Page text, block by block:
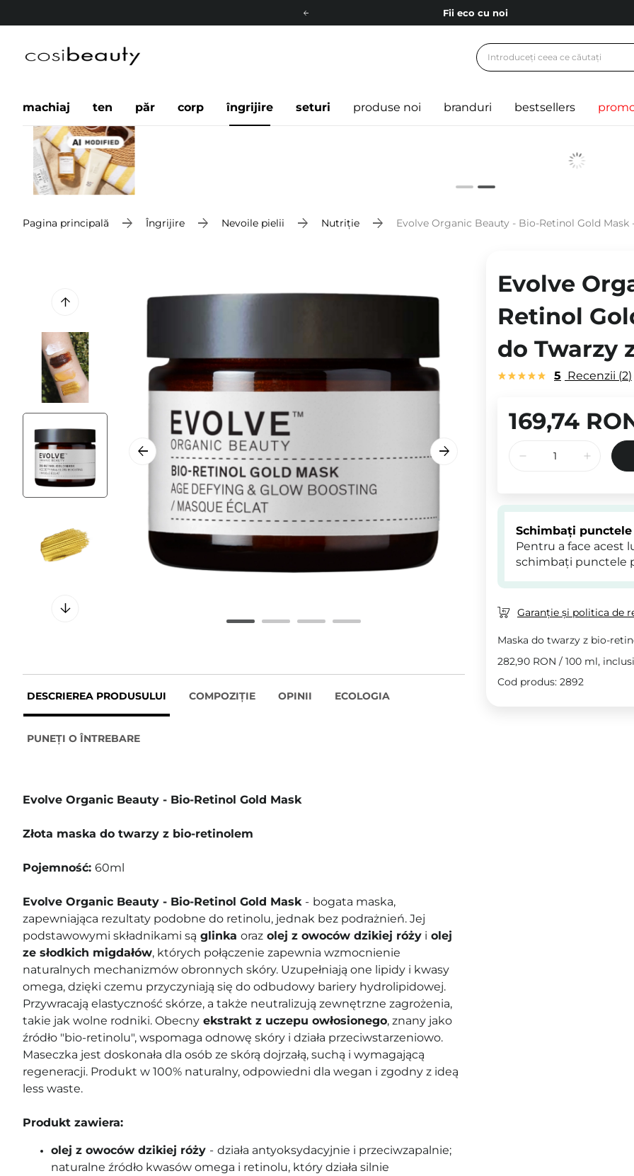
Fii eco cu noi
Livrare mai ieftină pentru comenzile de la 150 RON!
machiaj ten păr corp îngrijire seturi produse noi branduri bestsellers
Pagina principală Îngrijire Nevoile pielii Nutriție Evolve Organic Beauty - Bio-Retinol Gold
DESCRIEREA PRODUSULUI COMPOZIȚIE OPINII ECOLOGIA
PUNEȚI O ÎNTREBARE
Evolve Organic Beauty - Bio-Retinol Gold Mask
Złota maska do twarzy z bio-retinolem
Pojemność: 60ml
Evolve Organic Beauty - Bio-Retinol Gold Mask - bogata maska,
zapewniająca rezultaty podobne do retinolu, jednak bez podrażnień. Jej
podstawowymi składnikami są glinka oraz olej z owoców dzikiej róży i olej
ze słodkich migdałów, których połączenie zapewnia wzmocnienie
naturalnych mechanizmów obronnych skóry. Uzupełniają one lipidy i kwasy
omega, dzięki czemu przyczyniają się do odbudowy bariery hydrolipidowej.
Przywracają elastyczność skórze, a także neutralizują zewnętrzne zagrożenia,
takie jak wolne rodniki. Obecny ekstrakt z uczepu owłosionego, znany jako
źródło "bio-retinolu", wspomaga odnowę skóry i działa przeciwstarzeniowo.
Maseczka jest doskonała dla osób ze skórą dojrzałą, suchą i wymagającą
regeneracji. Produkt w 100% naturalny, odpowiedni dla wegan i zgodny z ideą
less waste.
Produkt zawiera:
olej z owoców dzikiej róży - działa antyoksydacyjnie i przeciwzapalnie;
naturalne źródło kwasów omega i retinolu, który działa silnie
Evolve
Retinol
do Twarzy
5 Recenzii 2
169,74
Schimbați
Pentru a face acest
schimbați punctele
Garanție și politica de
Maska do twarzy z bio-
282,90 RON / 100 ml,
Cod produs: 2892